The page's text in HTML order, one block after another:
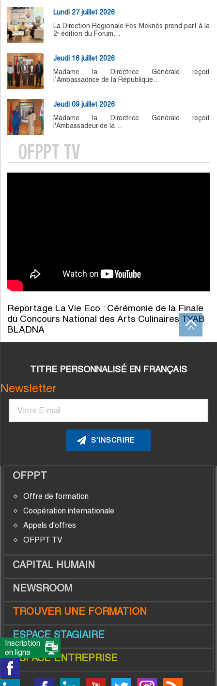
Lundi 27 juillet 2026
La Direction Régionale Fès-Meknès prend part à la
2ᵉ édition du Forum…
Jeudi 16 juillet 2026
Madame la Directrice Générale reçoit
l’Ambassadrice de la République…
Jeudi 09 juillet 2026
Madame la Directrice Générale reçoit
l'Ambassadeur de la…
OFPPT TV
Reportage La Vie Eco : Cérémonie de la Finale
du Concours National des Arts Culinaires TYAB
BLADNA
TITRE PERSONNALISÉ EN FRANÇAIS
Newsletter
Courriel
OFPPT
Offre de formation
Coopération internationale
Appels d'offres
OFPPT TV
CAPITAL HUMAIN
NEWSROOM
TROUVER UNE FORMATION
ESPACE STAGIAIRE
ESPACE ENTREPRISE
Inscription
en ligne